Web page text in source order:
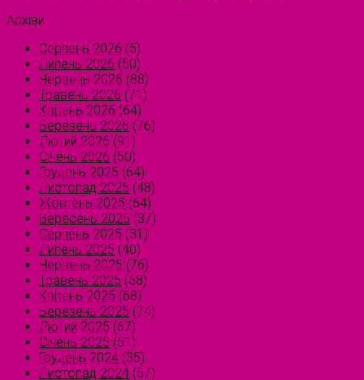
Архіви
Серпень 2026 (5)
Липень 2026 (50)
Червень 2026 (88)
Травень 2026 (71)
Квітень 2026 (64)
Березень 2026 (76)
Лютий 2026 (91)
Січень 2026 (50)
Грудень 2025 (64)
Листопад 2025 (48)
Жовтень 2025 (64)
Вересень 2025 (37)
Серпень 2025 (31)
Липень 2025 (40)
Червень 2025 (76)
Травень 2025 (68)
Квітень 2025 (68)
Березень 2025 (74)
Лютий 2025 (67)
Січень 2025 (51)
Грудень 2024 (35)
Листопад 2024 (57)